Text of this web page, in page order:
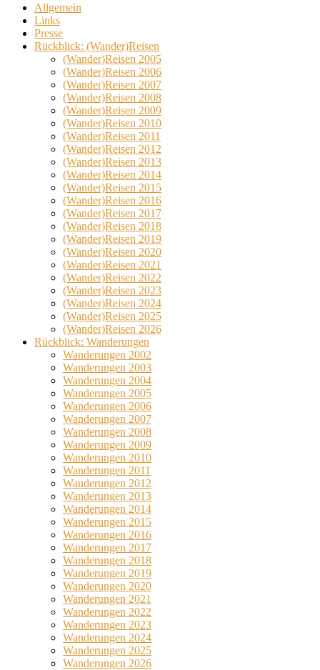
Allgemein
Links
Presse
Rückblick: (Wander)Reisen
(Wander)Reisen 2005
(Wander)Reisen 2006
(Wander)Reisen 2007
(Wander)Reisen 2008
(Wander)Reisen 2009
(Wander)Reisen 2010
(Wander)Reisen 2011
(Wander)Reisen 2012
(Wander)Reisen 2013
(Wander)Reisen 2014
(Wander)Reisen 2015
(Wander)Reisen 2016
(Wander)Reisen 2017
(Wander)Reisen 2018
(Wander)Reisen 2019
(Wander)Reisen 2020
(Wander)Reisen 2021
(Wander)Reisen 2022
(Wander)Reisen 2023
(Wander)Reisen 2024
(Wander)Reisen 2025
(Wander)Reisen 2026
Rückblick: Wanderungen
Wanderungen 2002
Wanderungen 2003
Wanderungen 2004
Wanderungen 2005
Wanderungen 2006
Wanderungen 2007
Wanderungen 2008
Wanderungen 2009
Wanderungen 2010
Wanderungen 2011
Wanderungen 2012
Wanderungen 2013
Wanderungen 2014
Wanderungen 2015
Wanderungen 2016
Wanderungen 2017
Wanderungen 2018
Wanderungen 2019
Wanderungen 2020
Wanderungen 2021
Wanderungen 2022
Wanderungen 2023
Wanderungen 2024
Wanderungen 2025
Wanderungen 2026